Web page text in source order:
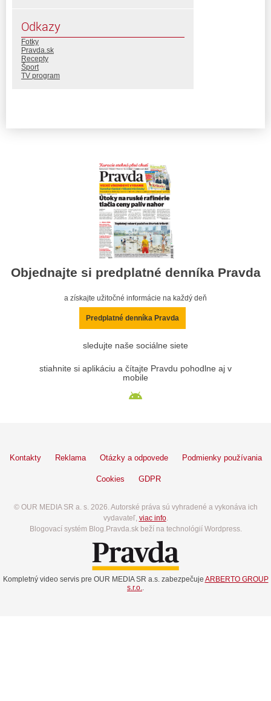
Odkazy
Fotky
Pravda.sk
Recepty
Šport
TV program
Objednajte si predplatné denníka Pravda
a získajte užitočné informácie na každý deň
Predplatné denníka Pravda
sledujte naše sociálne siete
stiahnite si aplikáciu a čítajte Pravdu pohodlne aj v
mobile
Kontakty Reklama Otázky a odpovede Podmienky používania
Cookies GDPR
© OUR MEDIA SR a. s. 2026. Autorské práva sú vyhradené a vykonáva ich
vydavateľ, viac info.
Blogovací systém Blog.Pravda.sk beží na technológií Wordpress.
Kompletný video servis pre OUR MEDIA SR a.s. zabezpečuje ARBERTO GROUP
s.r.o..